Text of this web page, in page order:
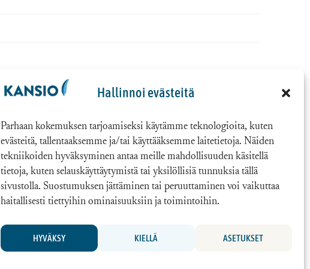
Hallinnoi evästeitä
Parhaan kokemuksen tarjoamiseksi käytämme teknologioita, kuten
evästeitä, tallentaaksemme ja/tai käyttääksemme laitetietoja. Näiden
tekniikoiden hyväksyminen antaa meille mahdollisuuden käsitellä
tietoja, kuten selauskäyttäytymistä tai yksilöllisiä tunnuksia tällä
sivustolla. Suostumuksen jättäminen tai peruuttaminen voi vaikuttaa
haitallisesti tiettyihin ominaisuuksiin ja toimintoihin.
HYVÄKSY KIELLÄ ASETUKSET